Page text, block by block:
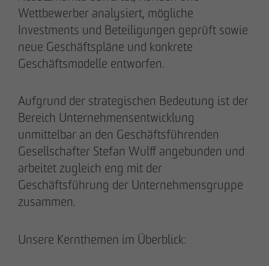
Prokuristin
Tim Obermann
Prokurist
Wettbewerber analysiert, mögliche
Investments und Beteiligungen geprüft sowie
neue Geschäftspläne und konkrete
Geschäftsmodelle entworfen.
Aufgrund der strategischen Bedeutung ist der
Bereich Unternehmensentwicklung
unmittelbar an den Geschäftsführenden
Gesellschafter Stefan Wulff angebunden und
arbeitet zugleich eng mit der
Geschäftsführung der Unternehmensgruppe
zusammen.
Unsere Kernthemen im Überblick: